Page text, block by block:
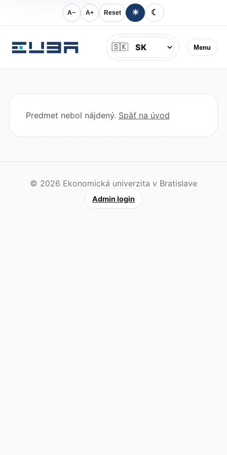
A− A+ Reset ☀ ☾
Menu
Jazyk
🇸🇰
Predmet nebol nájdený. Späť na úvod
© 2026 Ekonomická univerzita v Bratislave
Admin login